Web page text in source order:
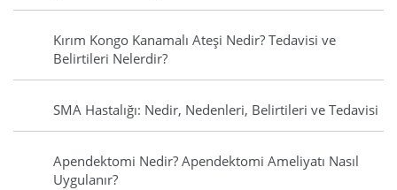
Kırım Kongo Kanamalı Ateşi Nedir? Tedavisi ve
Belirtileri Nelerdir?
SMA Hastalığı: Nedir, Nedenleri, Belirtileri ve Tedavisi
Apendektomi Nedir? Apendektomi Ameliyatı Nasıl
Uygulanır?